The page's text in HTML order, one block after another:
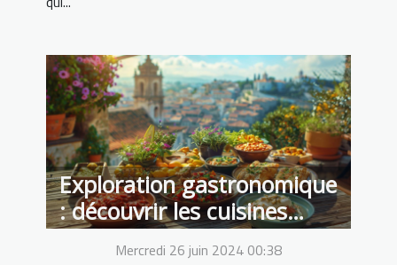
Exploration gastronomique
: découvrir les cuisines
locales d'Europe
Mercredi 26 juin 2024 00:38